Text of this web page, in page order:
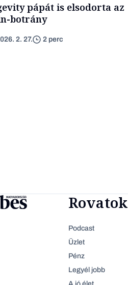
pápát is elsodorta az
botrány
2. 27. 2 perc
Rovatok
Podcast
Üzlet
Pénz
Legyél jobb